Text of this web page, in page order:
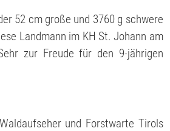
52 cm große und 3760 g schwere
Landmann im KH St. Johann am
zur Freude für den 9-jährigen
und Forstwarte Tirols